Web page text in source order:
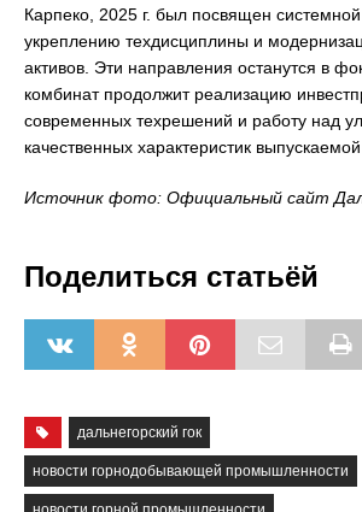
Карпеко, 2025 г. был посвящен
укреплению техдисциплины и
активов. Эти направления останутся в
комбинат продолжит реализацию
современных техрешений и работу над
качественных характеристик
Источник фото: Официальный сайт
Поделиться статьёй
дальнегорский гок
новости горнодобывающей промышленности